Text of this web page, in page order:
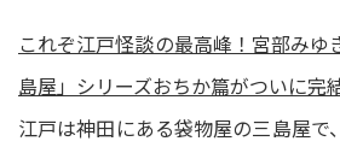
これぞ江戸怪談の最高峰！宮部みゆ
島屋」シリーズおちか篇がついに完
江戸は神田にある袋物屋の三島屋で